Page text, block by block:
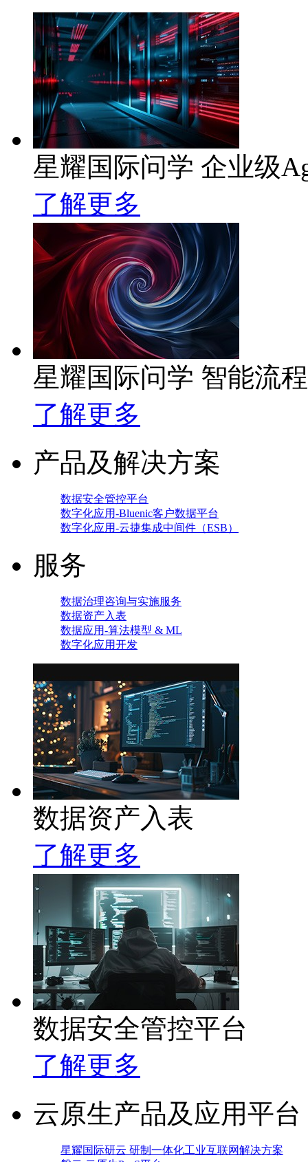
星耀国际问学 企业级
了解更多
星耀国际问学 智能流
了解更多
产品及解决方案
数据安全管控平台
数字化应用-Bluenic客户数据平台
数字化应用-云捷集成中间件（ESB）
服务
数据治理咨询与实施服务
数据资产入表
数据应用-算法模型 & ML
数字化应用开发
数据资产入表
了解更多
数据安全管控平台
了解更多
云原生产品及应用平台
星耀国际研云 研制一体化工业互联网解决方案